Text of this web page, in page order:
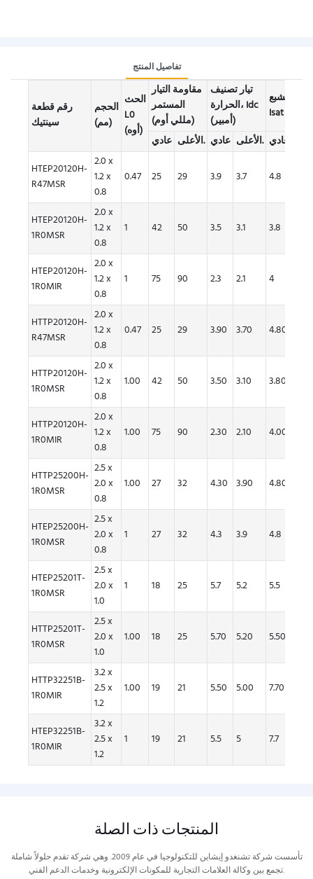
تفاصيل المنتج
رقم قطعة
سينتيك
الحجم
(مم)
الحث
L0
(أوه)
مقاومة التيار
المستمر
(مللي أوم)
تيار تصنيف
الحرارة، Idc
(أمبير)
تيار التشبع،
Isat (A)
عادي
الأعلى. عادي الأعلى. عادي
HTEP20120H-
R47MSR
2.0 x
1.2 x
0.8
0.47 25 29 3.9 3.7 4.8
HTEP20120H-
1R0MSR
2.0 x
1.2 x
0.8
1 42 50 3.5 3.1 3.8
HTEP20120H-
1R0MIR
2.0 x
1.2 x
0.8
1 75 90 2.3 2.1 4
HTTP20120H-
R47MSR
2.0 x
1.2 x
0.8
0.47 25 29 3.90 3.70 4.80
HTTP20120H-
1R0MSR
2.0 x
1.2 x
0.8
1.00 42 50 3.50 3.10 3.80
HTTP20120H-
1R0MIR
2.0 x
1.2 x
0.8
1.00 75 90 2.30 2.10 4.00
HTTP25200H-
1R0MSR
2.5 x
2.0 x
0.8
1.00 27 32 4.30 3.90 4.80
HTEP25200H-
1R0MSR
2.5 x
2.0 x
0.8
1 27 32 4.3 3.9 4.8
HTEP25201T-
1R0MSR
2.5 x
2.0 x
1.0
1 18 25 5.7 5.2 5.5
HTTP25201T-
1R0MSR
2.5 x
2.0 x
1.0
1.00 18 25 5.70 5.20 5.50
HTTP32251B-
1R0MIR
3.2 x
2.5 x
1.2
1.00 19 21 5.50 5.00 7.70
HTEP32251B-
1R0MIR
3.2 x
2.5 x
1.2
1 19 21 5.5 5 7.7
المنتجات ذات الصلة
تأسست شركة تشنغدو إيشاين للتكنولوجيا في عام 2009. وهي شركة تقدم حلولاً شاملة
تجمع بين وكالة العلامات التجارية للمكونات الإلكترونية وخدمات الدعم الفني.